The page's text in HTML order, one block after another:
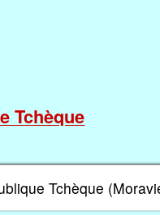
Tchèque
Tchèque